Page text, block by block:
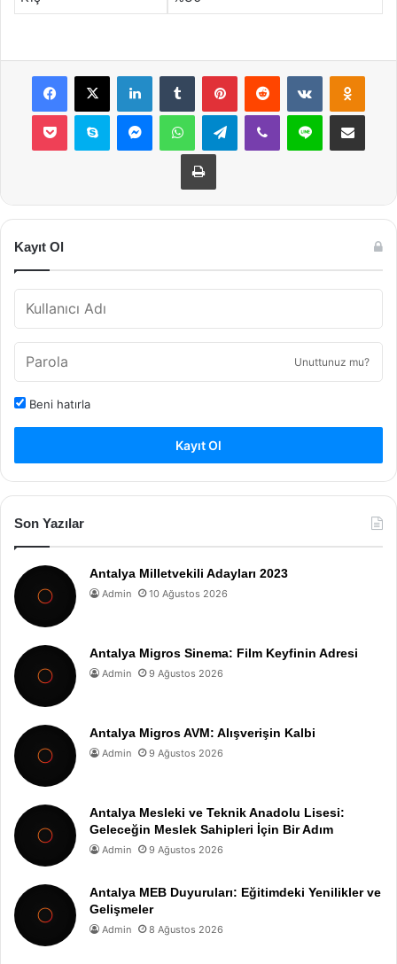
Facebook
X LinkedInTumblr PinterestReddit VKontakte
Pocket Skype MessengerWhatsAppTelegramViber Line E-Posta ile
Yazdır
Kayıt Ol
Unuttunuz mu?
Beni hatırla
Kayıt Ol
Son Yazılar
Antalya Milletvekili Adayları 2023
Admin 10 Ağustos 2026
Antalya Migros Sinema: Film Keyfinin Adresi
Admin 9 Ağustos 2026
Antalya Migros AVM: Alışverişin Kalbi
Admin 9 Ağustos 2026
Antalya Mesleki ve Teknik Anadolu Lisesi:
Geleceğin Meslek Sahipleri İçin Bir Adım
Admin 9 Ağustos 2026
Antalya MEB Duyuruları: Eğitimdeki Yenilikler ve
Gelişmeler
Admin 8 Ağustos 2026